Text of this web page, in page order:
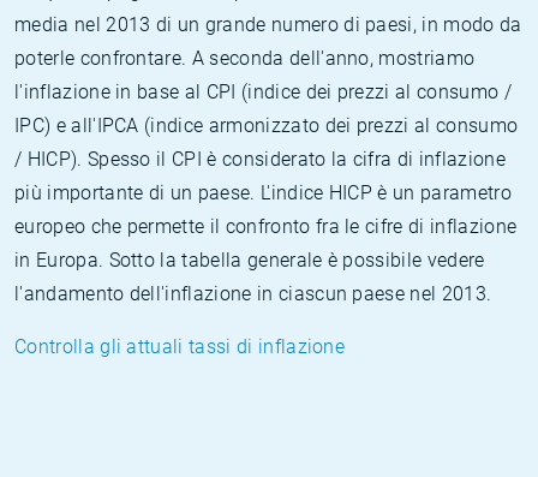
media nel 2013 di un grande numero di paesi, in modo da
poterle confrontare. A seconda dell'anno, mostriamo
l'inflazione in base al CPI (indice dei prezzi al consumo /
IPC) e all'IPCA (indice armonizzato dei prezzi al consumo
/ HICP). Spesso il CPI è considerato la cifra di inflazione
più importante di un paese. L'indice HICP è un parametro
europeo che permette il confronto fra le cifre di inflazione
in Europa. Sotto la tabella generale è possibile vedere
l'andamento dell'inflazione in ciascun paese nel 2013.
Controlla gli attuali tassi di inflazione